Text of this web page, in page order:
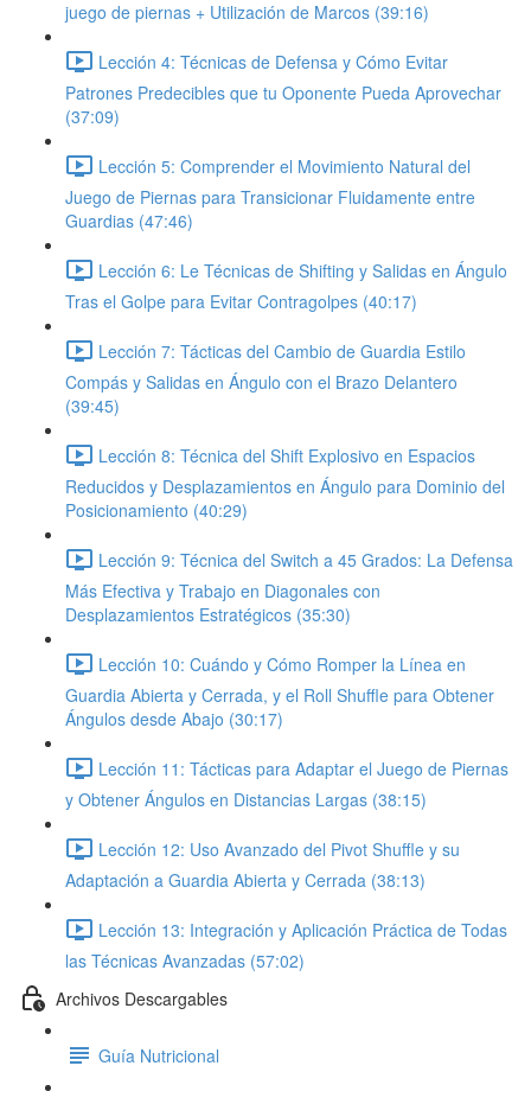
juego de piernas + Utilización de Marcos (39:16)
Lección 4: Técnicas de Defensa y Cómo Evitar
Patrones Predecibles que tu Oponente Pueda Aprovechar
(37:09)
Lección 5: Comprender el Movimiento Natural del
Juego de Piernas para Transicionar Fluidamente entre
Guardias (47:46)
Lección 6: Le Técnicas de Shifting y Salidas en Ángulo
Tras el Golpe para Evitar Contragolpes (40:17)
Lección 7: Tácticas del Cambio de Guardia Estilo
Compás y Salidas en Ángulo con el Brazo Delantero
(39:45)
Lección 8: Técnica del Shift Explosivo en Espacios
Reducidos y Desplazamientos en Ángulo para Dominio del
Posicionamiento (40:29)
Lección 9: Técnica del Switch a 45 Grados: La Defensa
Más Efectiva y Trabajo en Diagonales con
Desplazamientos Estratégicos (35:30)
Lección 10: Cuándo y Cómo Romper la Línea en
Guardia Abierta y Cerrada, y el Roll Shuffle para Obtener
Ángulos desde Abajo (30:17)
Lección 11: Tácticas para Adaptar el Juego de Piernas
y Obtener Ángulos en Distancias Largas (38:15)
Lección 12: Uso Avanzado del Pivot Shuffle y su
Adaptación a Guardia Abierta y Cerrada (38:13)
Lección 13: Integración y Aplicación Práctica de Todas
las Técnicas Avanzadas (57:02)
Archivos Descargables
Guía Nutricional